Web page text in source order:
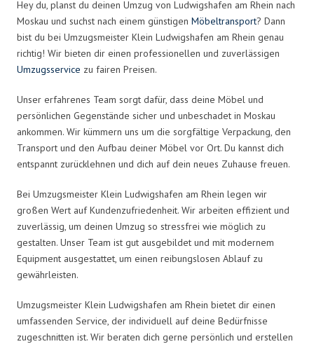
Hey du, planst du deinen Umzug von Ludwigshafen am Rhein nach
Moskau und suchst nach einem günstigen Möbeltransport? Dann
bist du bei Umzugsmeister Klein Ludwigshafen am Rhein genau
richtig! Wir bieten dir einen professionellen und zuverlässigen
Umzugsservice zu fairen Preisen.
Unser erfahrenes Team sorgt dafür, dass deine Möbel und
persönlichen Gegenstände sicher und unbeschadet in Moskau
ankommen. Wir kümmern uns um die sorgfältige Verpackung, den
Transport und den Aufbau deiner Möbel vor Ort. Du kannst dich
entspannt zurücklehnen und dich auf dein neues Zuhause freuen.
Bei Umzugsmeister Klein Ludwigshafen am Rhein legen wir
großen Wert auf Kundenzufriedenheit. Wir arbeiten effizient und
zuverlässig, um deinen Umzug so stressfrei wie möglich zu
gestalten. Unser Team ist gut ausgebildet und mit modernem
Equipment ausgestattet, um einen reibungslosen Ablauf zu
gewährleisten.
Umzugsmeister Klein Ludwigshafen am Rhein bietet dir einen
umfassenden Service, der individuell auf deine Bedürfnisse
zugeschnitten ist. Wir beraten dich gerne persönlich und erstellen